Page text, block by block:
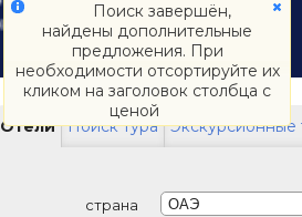
Отели Поиск тура Экскурсионные
страна
ОАЭ
Поиск завершён,
найдены дополнительные
предложения. При
необходимости отсортируйте их
кликом на заголовок столбца с
ценой